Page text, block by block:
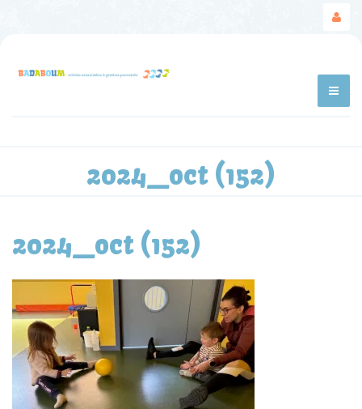
2024_oct (152)
2024_oct (152)